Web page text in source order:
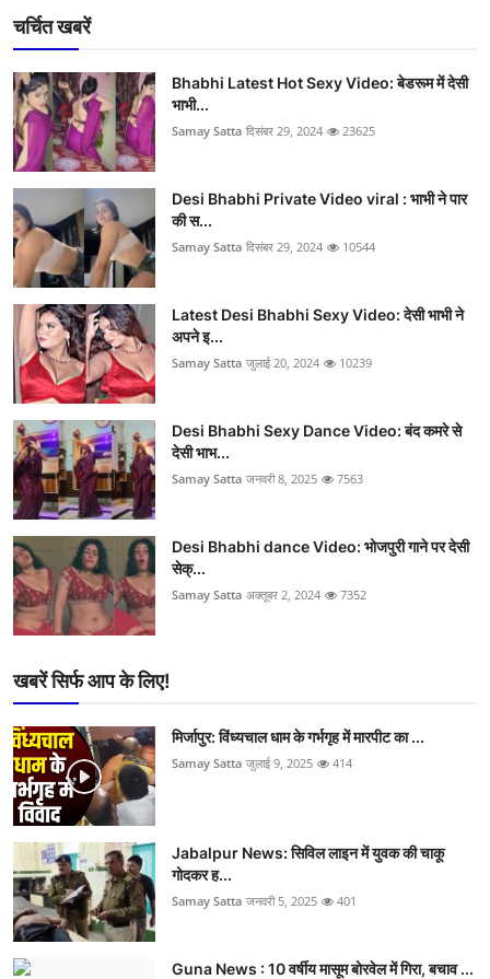
चर्चित खबरें
Bhabhi Latest Hot Sexy Video: बेडरूम में देसी
भाभी...
Samay Satta दिसंबर 29, 2024 23625
Desi Bhabhi Private Video viral : भाभी ने पार
की स...
Samay Satta दिसंबर 29, 2024 10544
Latest Desi Bhabhi Sexy Video: देसी भाभी ने
अपने इ...
Samay Satta जुलाई 20, 2024 10239
Desi Bhabhi Sexy Dance Video: बंद कमरे से
देसी भाभ...
Samay Satta जनवरी 8, 2025 7563
Desi Bhabhi dance Video: भोजपुरी गाने पर देसी
सेक्...
Samay Satta अक्तूबर 2, 2024 7352
खबरें सिर्फ आप के लिए!
मिर्जापुर: विंध्यचाल धाम के गर्भगृह में मारपीट का ...
Samay Satta जुलाई 9, 2025 414
Jabalpur News: सिविल लाइन में युवक की चाकू
गोदकर ह...
Samay Satta जनवरी 5, 2025 401
Guna News : 10 वर्षीय मासूम बोरवेल में गिरा, बचाव ...